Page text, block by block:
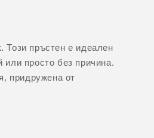
Този пръстен е идеален
просто без причина.
придружена от